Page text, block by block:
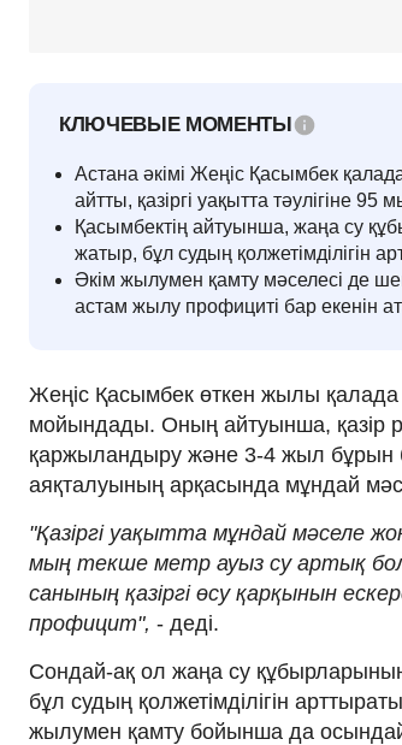
КЛЮЧЕВЫЕ МОМЕНТЫ
Астана әкімі Жеңіс Қасымбек
айтты, қазіргі уақытта тәулігіне
Қасымбектің айтуынша, жаңа су
жатыр, бұл судың қолжетімділігін
Әкім жылумен қамту мәселесі де
астам жылу профициті бар екенін
Жеңіс Қасымбек өткен жылы қалада
мойындады. Оның айтуынша, қазір
қаржыландыру және 3-4 жыл бұрын
аяқталуының арқасында мұндай
"Қазіргі уақытта мұндай мәселе
мың текше метр ауыз су артық
санының қазіргі өсу қарқынын
профицит", - деді.
Сондай-ақ ол жаңа су
бұл судың қолжетімділігін
жылумен қамту бойынша да осындай